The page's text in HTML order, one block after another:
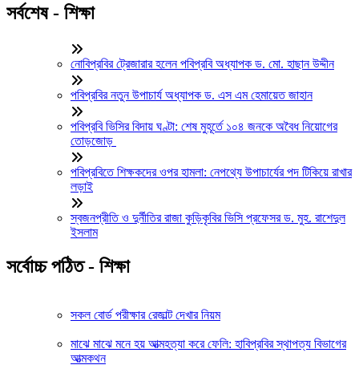
সর্বশেষ - শিক্ষা
নোবিপ্রবির ট্রেজারার হলেন পবিপ্রবি অধ্যাপক ড. মো. হাছান উদ্দীন
পবিপ্রবির নতুন উপাচার্য অধ্যাপক ড. এস এম হেমায়েত জাহান
পবিপ্রবি ভিসির বিদায় ঘণ্টা: শেষ মুহূর্তে ১০৪ জনকে অবৈধ নিয়োগের
তোড়জোড়
পবিপ্রবিতে শিক্ষকদের ওপর হামলা: নেপথ্যে উপাচার্যের পদ টিকিয়ে রাখার
লড়াই
স্বজনপ্রীতি ও দুর্নীতির রাজা কুড়িকৃবির ভিসি প্রফেসর ড. মুহ. রাশেদুল
ইসলাম
সর্বোচ্চ পঠিত - শিক্ষা
সকল বোর্ড পরীক্ষার রেজাল্ট দেখার নিয়ম
মাঝে মাঝে মনে হয় আত্মহত্যা করে ফেলি: হাবিপ্রবির স্থাপত্য বিভাগের
আত্মকথন